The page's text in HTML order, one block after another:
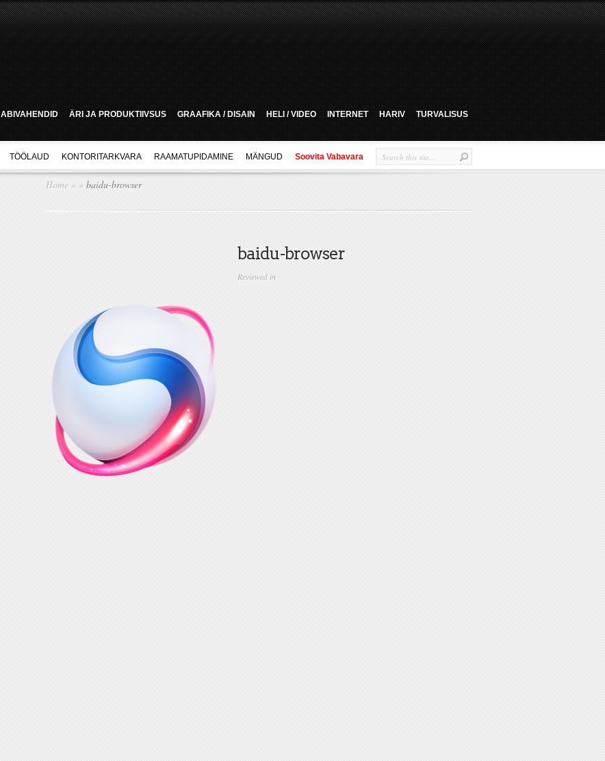
ABIVAHENDID ÄRI JA PRODUKTIIVSUS GRAAFIKA / DISAIN HELI / VIDEO INTERNET HARIV TURVALISUS
TÖÖLAUD KONTORITARKVARA RAAMATUPIDAMINE MÄNGUD Soovita Vabavara
Home » » baidu-browser
baidu-browser
Reviewed in